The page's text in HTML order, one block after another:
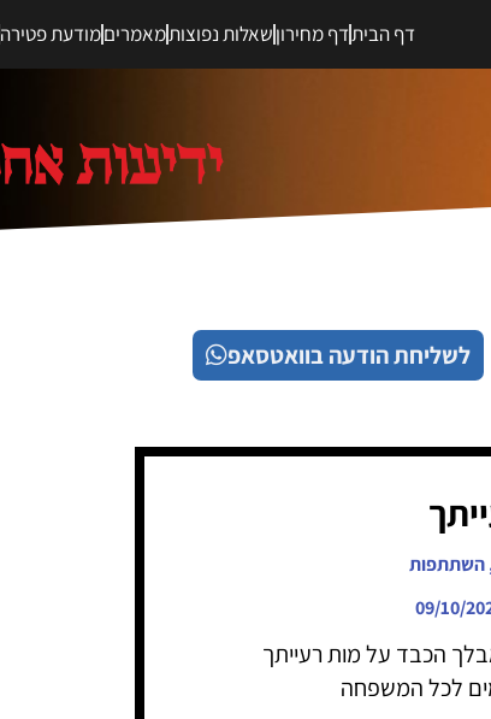
דף הביתדף מחירוןשאלות נפוצותמאמריםמודעת פטירה
לשליחת הודעה בוואטסאפ
השתתפות
09/10/
הכבד על מות רעייתך
לכל המשפחה